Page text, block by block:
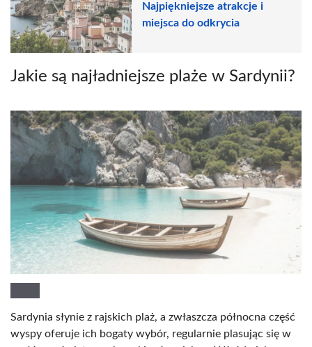
Najpiękniejsze atrakcje i
miejsca do odkrycia
Jakie są najładniejsze plaże w Sardynii?
Sardynia słynie z rajskich plaż, a zwłaszcza północna część
wyspy oferuje ich bogaty wybór, regularnie plasując się w